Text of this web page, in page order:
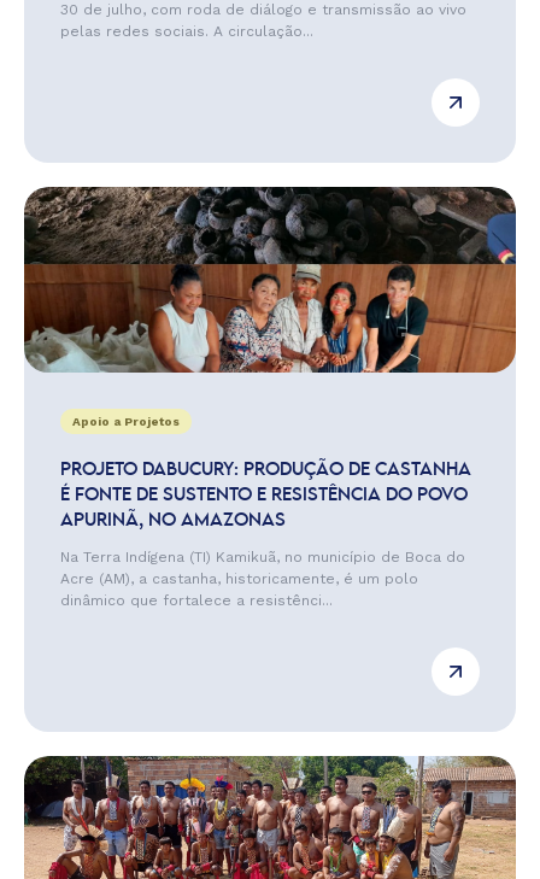
30 de julho, com roda de diálogo e transmissão ao vivo
pelas redes sociais. A circulação...
Apoio a Projetos
PROJETO DABUCURY: PRODUÇÃO DE CASTANHA
É FONTE DE SUSTENTO E RESISTÊNCIA DO POVO
APURINÃ, NO AMAZONAS
Na Terra Indígena (TI) Kamikuã, no município de Boca do
Acre (AM), a castanha, historicamente, é um polo
dinâmico que fortalece a resistênci...